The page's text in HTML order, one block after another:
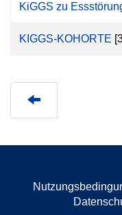
KiGGS zu
KIGGS-KOHORTE